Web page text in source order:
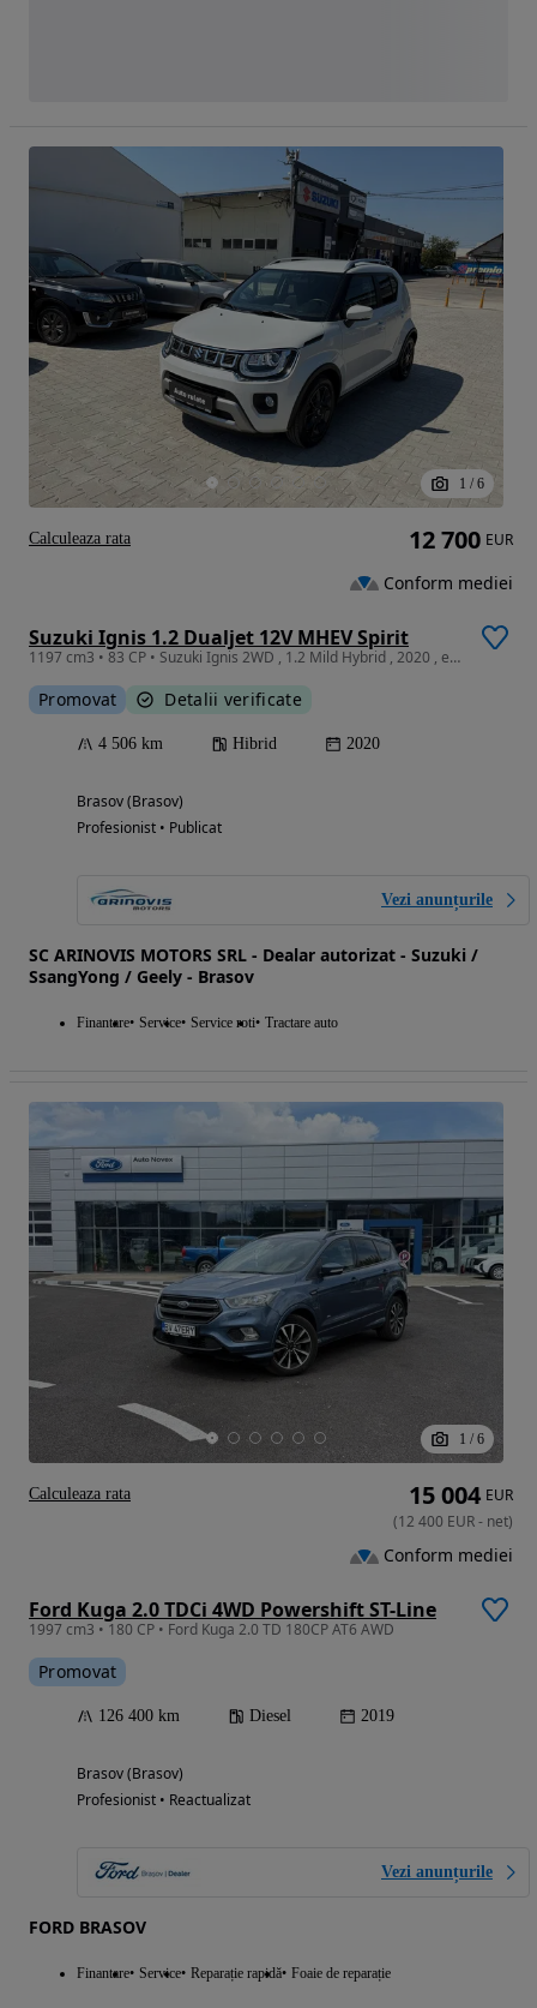
1 / 6
Suzuki Ignis 1.2 Dualjet 12V MHEV Spirit
1197 cm3 • 83 CP • Suzuki Ignis 2WD , 1.2 Mild Hybrid , 2020 , echipare Spirit
Promovat Detalii verificate
4 506 km Hibrid 2020
Brasov (Brasov)
Profesionist • Publicat
Vezi anunțurile
SC ARINOVIS MOTORS SRL - Dealar autorizat - Suzuki /
SsangYong / Geely - Brasov
Finantare Service Service roti Tractare auto
12 700 EUR
Conform mediei
Calculeaza rata
1 / 6
Ford Kuga 2.0 TDCi 4WD Powershift ST-Line
1997 cm3 • 180 CP • Ford Kuga 2.0 TD 180CP AT6 AWD
Promovat
126 400 km Diesel 2019
Brasov (Brasov)
Profesionist • Reactualizat
Vezi anunțurile
FORD BRASOV
Finantare Service Reparație rapidă Foaie de reparație
15 004 EUR
(12 400 EUR- net)
Conform mediei
Calculeaza rata